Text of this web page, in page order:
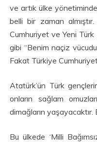
ve artık ülke
belli bir zaman
Cumhuriyet ve Yeni
gibi “Benim naçiz
Fakat Türkiye
Atatürk’ün Türk
onların sağlam
dimağların
Bu ülkede ‘Milli